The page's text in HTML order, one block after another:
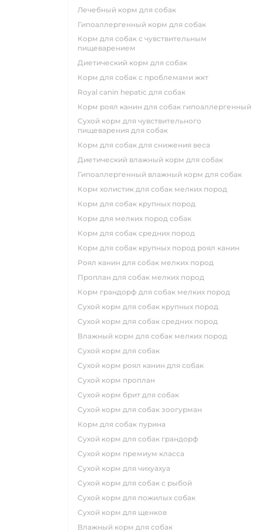
лечебный корм для собак
гипоаллергенный корм для собак
корм для собак с чувствительным
пищеварением
диетический корм для собак
корм для собак с проблемами жкт
royal canin hepatic для собак
корм роял канин для собак гипоаллергенный
сухой корм для чувствительного
пищеварения для собак
корм для собак для снижения веса
диетический влажный корм для собак
гипоаллергенный влажный корм для собак
корм холистик для собак мелких пород
корм для собак крупных пород
корм для мелких пород собак
корм для собак средних пород
корм для собак крупных пород роял канин
роял канин для собак мелких пород
проплан для собак мелких пород
корм грандорф для собак мелких пород
сухой корм для собак крупных пород
сухой корм для собак средних пород
влажный корм для собак мелких пород
сухой корм для собак
сухой корм роял канин для собак
сухой корм проплан
сухой корм брит для собак
сухой корм для собак зоогурман
корм для собак пурина
сухой корм для собак грандорф
сухой корм премиум класса
сухой корм для чихуахуа
сухой корм для собак с рыбой
сухой корм для пожилых собак
сухой корм для щенков
влажный корм для собак